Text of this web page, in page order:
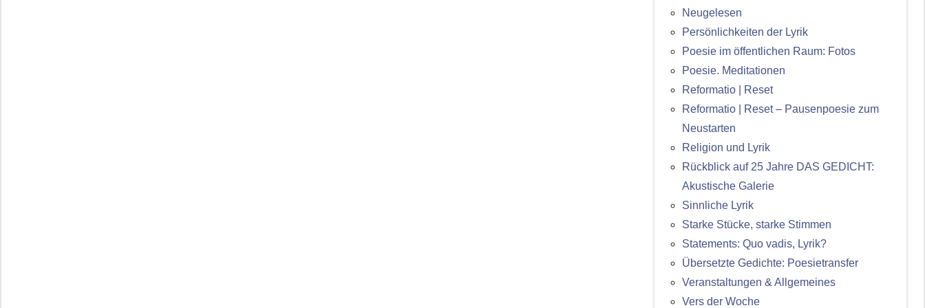
Neugelesen
Persönlichkeiten der Lyrik
Poesie im öffentlichen Raum: Fotos
Poesie. Meditationen
Reformatio | Reset
Reformatio | Reset – Pausenpoesie zum
Neustarten
Religion und Lyrik
Rückblick auf 25 Jahre DAS GEDICHT:
Akustische Galerie
Sinnliche Lyrik
Starke Stücke, starke Stimmen
Statements: Quo vadis, Lyrik?
Übersetzte Gedichte: Poesietransfer
Veranstaltungen & Allgemeines
Vers der Woche